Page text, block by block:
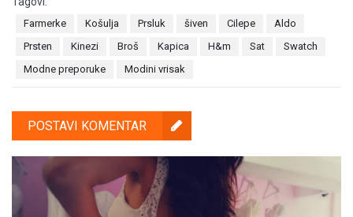
Farmerke Košulja Prsluk šiven Cilepe
Aldo
Prsten
Kinezi Broš Kapica H&m Sat
Swatch
Modne preporuke
Modini vrisak
POSTAVI KOMENTAR